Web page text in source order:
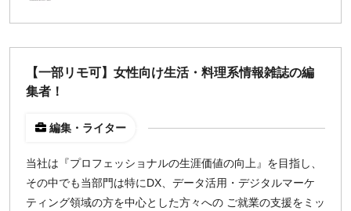
出社希望
出社のみ
副業OK
新規事業
スタートアップ
【一部リモ可】女性向け生活・料理系情報雑誌の編
集者！
編集・ライター
当社は『プロフェッショナルの生涯価値の向上』を目指し、
その中でも当部門は特にDX、データ活用・デジタルマーケ
ティング領域の方を中心とした方々への ご就業の支援をミッ